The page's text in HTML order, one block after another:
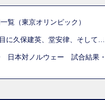
（東京オリンピック）
に久保建英、堂安律、そし
本対ノルウェー 試合結果・